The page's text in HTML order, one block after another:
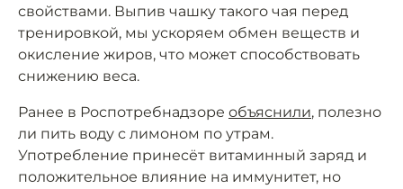
свойствами. Выпив чашку такого чая перед
тренировкой, мы ускоряем обмен веществ и
окисление жиров, что может способствовать
снижению веса.
Ранее в Роспотребнадзоре объяснили, полезно
ли пить воду с лимоном по утрам.
Употребление принесёт витаминный заряд и
положительное влияние на иммунитет, но